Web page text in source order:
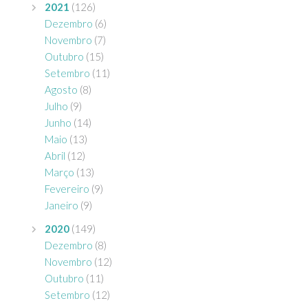
2021 (126)
Dezembro (6)
Novembro (7)
Outubro (15)
Setembro (11)
Agosto (8)
Julho (9)
Junho (14)
Maio (13)
Abril (12)
Março (13)
Fevereiro (9)
Janeiro (9)
2020 (149)
Dezembro (8)
Novembro (12)
Outubro (11)
Setembro (12)